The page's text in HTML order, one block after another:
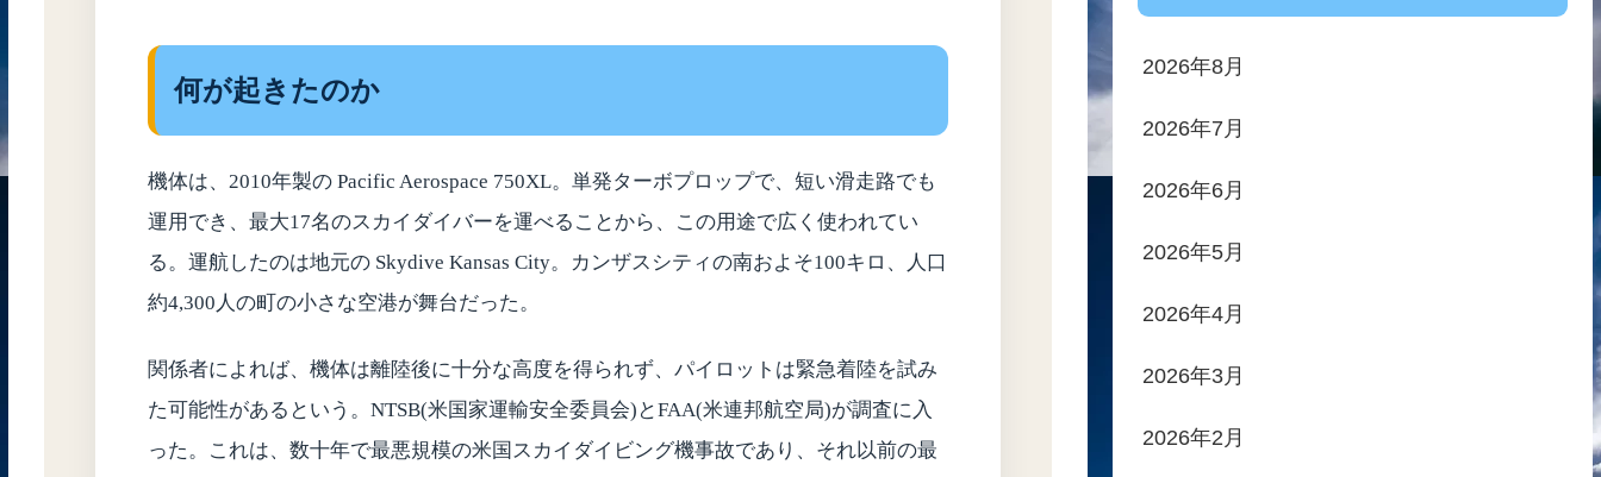
何が起きたのか
機体は、2010年製の Pacific Aerospace 750XL。単発ターボプロップで、短い滑走路でも
運用でき、最大17名のスカイダイバーを運べることから、この用途で広く使われてい
る。運航したのは地元の Skydive Kansas City。カンザスシティの南およそ100キロ、人口
約4,300人の町の小さな空港が舞台だった。
関係者によれば、機体は離陸後に十分な高度を得られず、パイロットは緊急着陸を試み
た可能性があるという。NTSB(米国家運輸安全委員会)とFAA(米連邦航空局)が調査に入
った。これは、数十年で最悪規模の米国スカイダイビング機事故であり、それ以前の最
2026年8月
2026年7月
2026年6月
2026年5月
2026年4月
2026年3月
2026年2月